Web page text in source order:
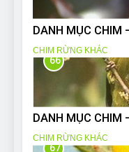
DANH MỤC CHIM
CHIM RỪNG KHÁC
66
DANH MỤC CHIM
CHIM RỪNG KHÁC
67